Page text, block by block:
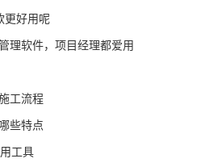
更好用呢
理软件，项目经理都爱用
工流程
些特点
工具